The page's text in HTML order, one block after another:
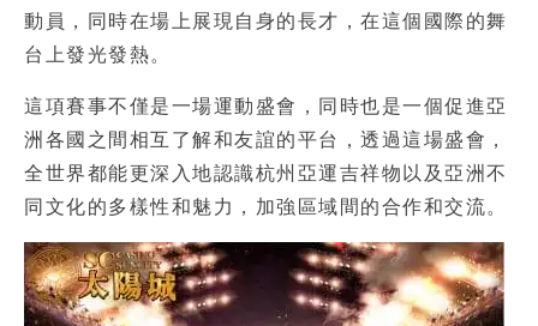
動員，同時在場上展現自身的長才，在這個國際的舞
台上發光發熱。
這項賽事不僅是一場運動盛會，同時也是一個促進亞
洲各國之間相互了解和友誼的平台，透過這場盛會，
全世界都能更深入地認識杭州亞運吉祥物以及亞洲不
同文化的多樣性和魅力，加強區域間的合作和交流。